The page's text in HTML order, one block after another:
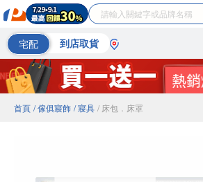
宅配 到店取貨
首頁 / 傢俱寢飾 / 寢具 / 床包．床罩